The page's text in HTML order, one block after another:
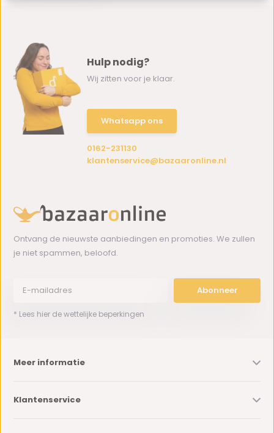
Hulp nodig?
Wij zitten voor je klaar.
Whatsapp ons
0162-231130
klantenservice@bazaaronline.nl
Ontvang de nieuwste aanbiedingen en promoties. We zullen
je niet spammen, beloofd.
Abonneer
* Lees hier de wettelijke beperkingen
Meer informatie
Klantenservice